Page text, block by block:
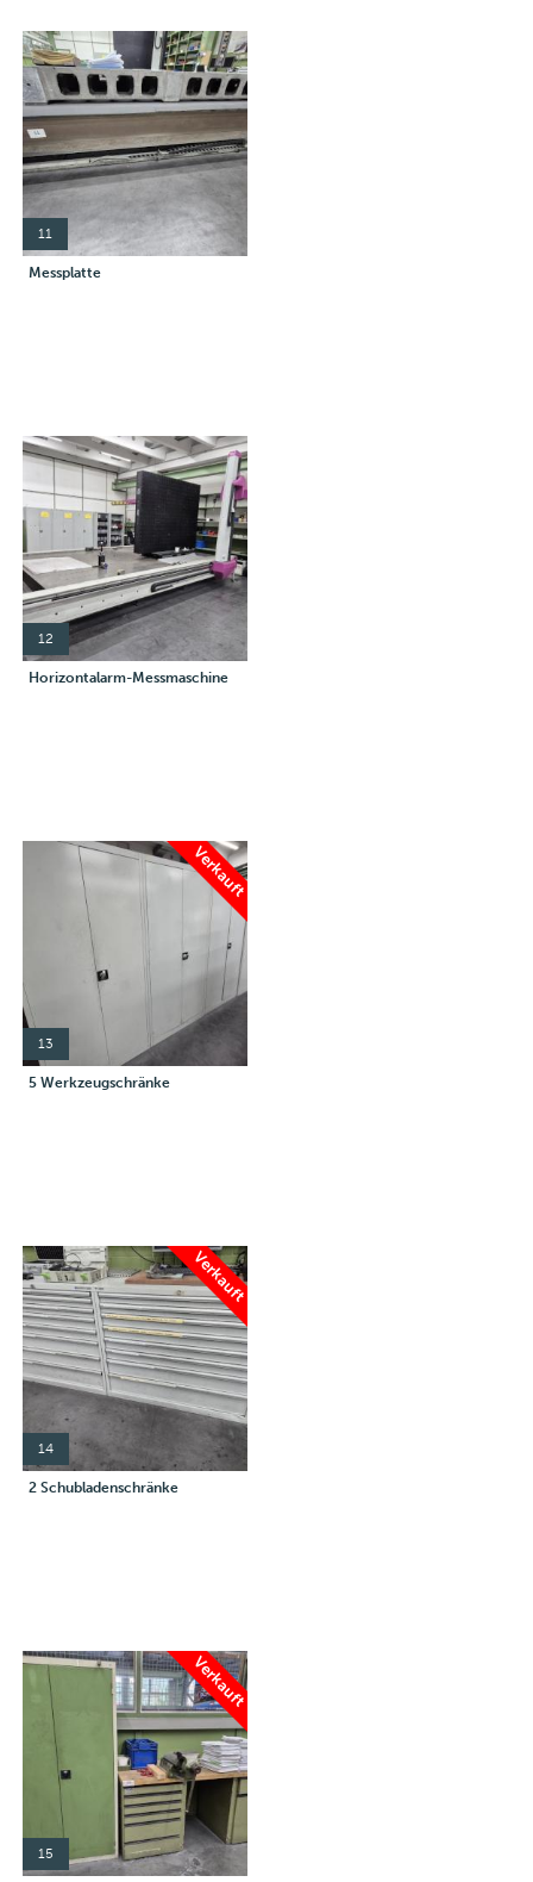
11
Messplatte
12
Horizontalarm-Messmaschine
Verkauft
13
5 Werkzeugschränke
Verkauft
14
2 Schubladenschränke
Verkauft
15